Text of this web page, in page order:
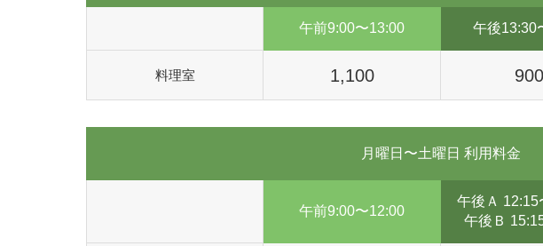
午前9:00〜13:00 午後13:30
料理室 1,100 900
月曜日〜土曜日 利用料金
午前9:00〜12:00
午後Ａ
午後Ｂ